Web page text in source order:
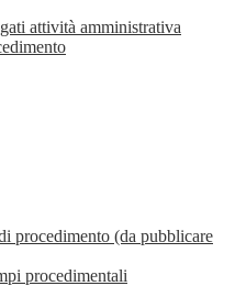
attività amministrativa
procedimento (da pubblicare
procedimentali